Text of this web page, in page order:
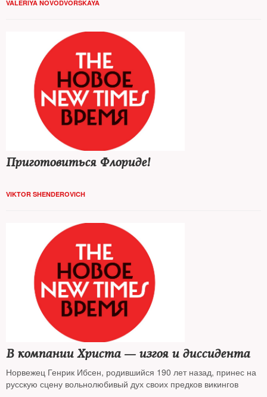
VALERIYA NOVODVORSKAYA
Приготовиться Флориде!
VIKTOR SHENDEROVICH
В компании Христа — изгоя и диссидента
Норвежец Генрик Ибсен, родившийся 190 лет назад, принес на
русскую сцену вольнолюбивый дух своих предков викингов